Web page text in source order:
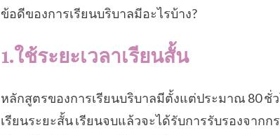
ข้อดีของการเรียนบริบาลมีอะไรบ้าง?
1.ใช้ระยะเวลาเรียนสั้น
หลักสูตรของการเรียนบริบาลมีตั้งแต่ประมาณ 80 ชั่
เรียนระยะสั้น เรียนจบแล้วจะได้รับการรับรองจาก